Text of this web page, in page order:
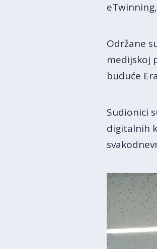
Održane
medijskoj
buduće
Sudionici
digitalnih